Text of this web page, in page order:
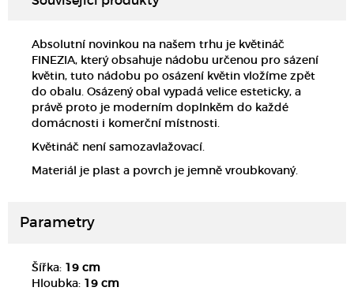
Absolutní novinkou na našem trhu je květináč
FINEZIA, který obsahuje nádobu určenou pro sázení
květin, tuto nádobu po osázení květin vložíme zpět
do obalu. Osázený obal vypadá velice esteticky, a
právě proto je moderním doplnkěm do každé
domácnosti i komerční místnosti.
Květináč není samozavlažovací.
Materiál je plast a povrch je jemně vroubkovaný.
Parametry
Šířka: 19 cm
Hloubka: 19 cm